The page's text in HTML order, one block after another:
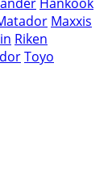
Hankook
Maxxis
Riken
Toyo